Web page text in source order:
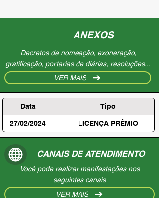
ANEXOS
Decretos de nomeação, exoneração,
gratificação, portarias de diárias, resoluções...
VER MAIS
Data Tipo
27/02/2024 LICENÇA PRÊMIO
CANAIS DE ATENDIMENTO
Você pode realizar manifestações nos
seguintes canais
VER MAIS